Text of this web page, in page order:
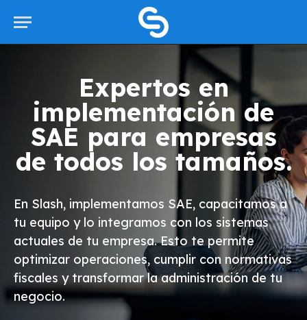
Expertos en
implementación de
SAE para empresas
de todos los tamaños.
En Slash, implementamos SAE, capacitamos a
tu equipo y lo integramos con los sistemas
actuales de tu empresa. Esto te permite
optimizar operaciones, cumplir con normativas
fiscales y transformar la administración de tu
negocio.